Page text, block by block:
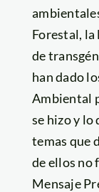
Forestal, la
de
han dado
Ambiental
se hizo y lo
temas que
de ellos no
Mensaje